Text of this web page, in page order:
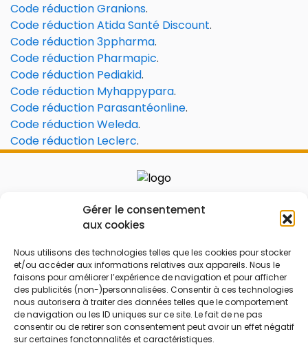
Gérer le consentement
aux cookies
Nous utilisons des technologies telles que les cookies pour stocker
et/ou accéder aux informations relatives aux appareils. Nous le
faisons pour améliorer l’expérience de navigation et pour afficher
des publicités (non-)personnalisées. Consentir à ces technologies
nous autorisera à traiter des données telles que le comportement
de navigation ou les ID uniques sur ce site. Le fait de ne pas
consentir ou de retirer son consentement peut avoir un effet négatif
sur certaines fonctonnalités et caractéristiques.
Code réduction Granions.
Code réduction Atida Santé Discount.
Code réduction 3ppharma.
Code réduction Pharmapic.
Code réduction Pediakid.
Code réduction Myhappypara.
Code réduction Parasantéonline.
Code réduction Weleda.
Code réduction Leclerc.
Le prix peut être réduit !
FAQ
Qui sommes nous
Contactez-nous
Mentions légales
Code réduction
Bons plans
Soldes
French Days